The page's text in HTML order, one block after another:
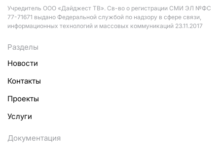
Учредитель ООО «Дайджест ТВ». Св-во о регистрации СМИ ЭЛ №ФС
77-71671 выдано Федеральной службой по надзору в сфере связи,
информационных технологий и массовых коммуникаций 23.11.2017
Разделы
Новости
Контакты
Проекты
Услуги
Документация